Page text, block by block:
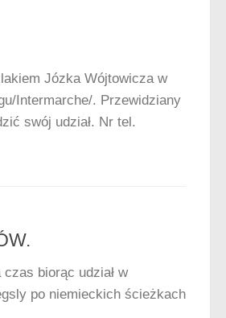
Józka Wójtowicza w
Intermarche/. Przewidziany
swój udział. Nr tel.
czas biorąc udział w
po niemieckich ścieżkach